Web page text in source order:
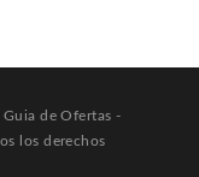
de Ofertas -
los derechos